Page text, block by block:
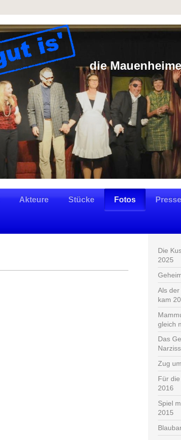
die
Akteure Stücke Fotos Presse
Die
2025
Als
kam
gleich
Das
Zug
Für
2016
Spiel
2015